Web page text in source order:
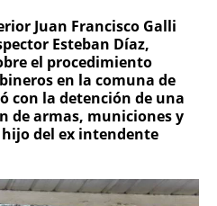
Juan Francisco Galli
Esteban Díaz,
el procedimiento
en la comuna de
con la detención de una
de armas, municiones y
del ex intendente